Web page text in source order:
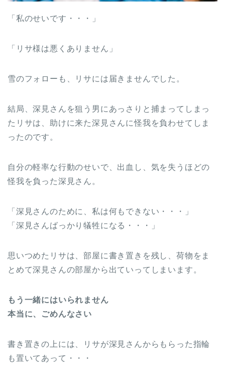
「私のせいです・・・」
「リサ様は悪くありません」
雪のフォローも、リサには届きませんでした。
結局、深見さんを狙う男にあっさりと捕まってしまっ
たリサは、助けに来た深見さんに怪我を負わせてしま
ったのです。
自分の軽率な行動のせいで、出血し、気を失うほどの
怪我を負った深見さん。
「深見さんのために、私は何もできない・・・」
「深見さんばっかり犠牲になる・・・」
思いつめたリサは、部屋に書き置きを残し、荷物をま
とめて深見さんの部屋から出ていってしまいます。
もう一緒にはいられません
本当に、ごめんなさい
書き置きの上には、リサが深見さんからもらった指輪
も置いてあって・・・